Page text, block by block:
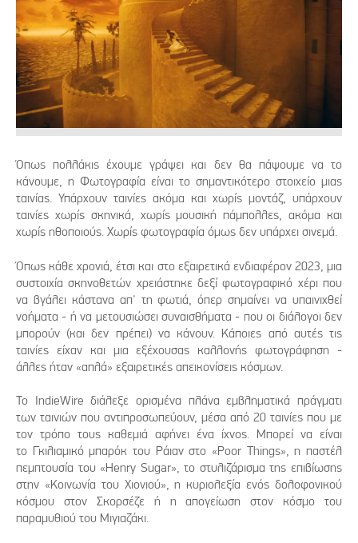
Όπως πολλάκις έχουμε γράψει και δεν θα πάψουμε να το
κάνουμε, η Φωτογραφία είναι το σημαντικότερο στοιχείο μιας
ταινίας. Υπάρχουν ταινίες ακόμα και χωρίς μοντάζ, υπάρχουν
ταινίες χωρίς σκηνικά, χωρίς μουσική πάμπολλες, ακόμα και
χωρίς ηθοποιούς. Χωρίς φωτογραφία όμως δεν υπάρχει σινεμά.
Όπως κάθε χρονιά, έτσι και στο εξαιρετικά ενδιαφέρον 2023, μια
συστοιχία σκηνοθετών χρειάστηκε δεξί φωτογραφικό χέρι που
να βγάλει κάστανα απ' τη φωτιά, όπερ σημαίνει να υπαινιχθεί
νοήματα - ή να μετουσιώσει συναισθήματα - που οι διάλογοι δεν
μπορούν (και δεν πρέπει) να κάνουν. Κάποιες από αυτές τις
ταινίες είχαν και μια εξέχουσας καλλονής φωτογράφηση -
άλλες ήταν «απλά» εξαιρετικές απεικονίσεις κόσμων.
Το IndieWire διάλεξε ορισμένα πλάνα εμβληματικά πράγματι
των ταινιών που αντιπροσωπεύουν, μέσα από 20 ταινίες που με
τον τρόπο τους καθεμιά αφήνει ένα ίχνος. Μπορεί να είναι
το Γκιλιαμικό μπαρόκ του Ράιαν στο «Poor Things», η παστέλ
πεμπτουσία του «Henry Sugar», το στυλιζάρισμα της επιβίωσης
στην «Κοινωνία του Χιονιού», η κυριολεξία ενός δολοφονικού
κόσμου στον Σκορσέζε ή η απογείωση στον κόσμο του
παραμυθιού του Μιγιαζάκι.